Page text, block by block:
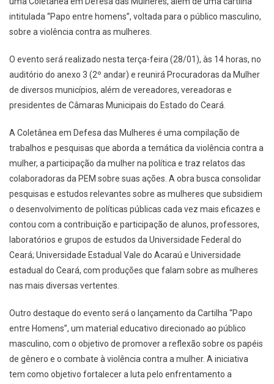
intitulada “Papo entre homens”, voltada para o público masculino,
sobre a violência contra as mulheres.
O evento será realizado nesta terça-feira (28/01), às 14 horas, no
auditório do anexo 3 (2º andar) e reunirá Procuradoras da Mulher
de diversos municípios, além de vereadores, vereadoras e
presidentes de Câmaras Municipais do Estado do Ceará.
A Coletânea em Defesa das Mulheres é uma compilação de
trabalhos e pesquisas que aborda a temática da violência contra a
mulher, a participação da mulher na política e traz relatos das
colaboradoras da PEM sobre suas ações. A obra busca consolidar
pesquisas e estudos relevantes sobre as mulheres que subsidiem
o desenvolvimento de políticas públicas cada vez mais eficazes e
contou com a contribuição e participação de alunos, professores,
laboratórios e grupos de estudos da Universidade Federal do
Ceará; Universidade Estadual Vale do Acaraú e Universidade
estadual do Ceará, com produções que falam sobre as mulheres
nas mais diversas vertentes.
Outro destaque do evento será o lançamento da Cartilha “Papo
entre Homens”, um material educativo direcionado ao público
masculino, com o objetivo de promover a reflexão sobre os papéis
de gênero e o combate à violência contra a mulher. A iniciativa
tem como objetivo fortalecer a luta pelo enfrentamento a